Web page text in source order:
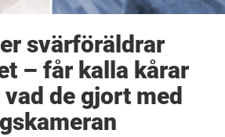
svärföräldrar
– får kalla kårar
de gjort med